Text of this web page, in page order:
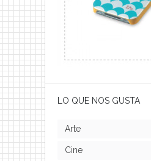
LO QUE NOS GUSTA
Arte
Cine